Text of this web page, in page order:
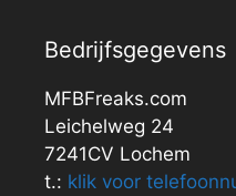
Bedrijfsgegevens
MFBFreaks.com
Leichelweg 24
7241CV Lochem
t.: klik voor